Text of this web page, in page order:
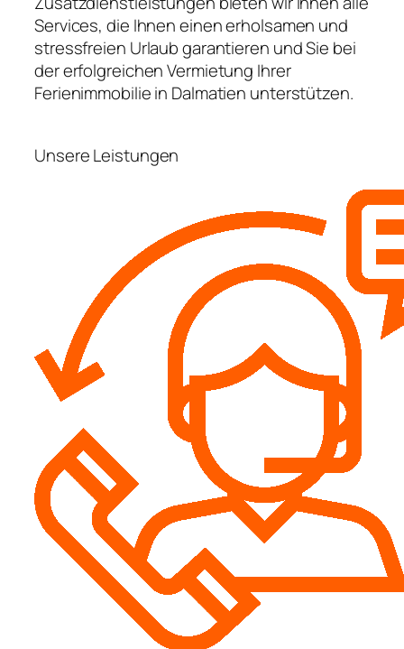
Services, die Ihnen einen erholsamen und
stressfreien Urlaub garantieren und Sie bei
der erfolgreichen Vermietung Ihrer
Ferienimmobilie in Dalmatien unterstützen.
Unsere Leistungen